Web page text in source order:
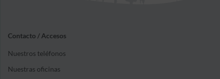
Contacto / Accesos
Nuestros teléfonos
Nuestras oficinas